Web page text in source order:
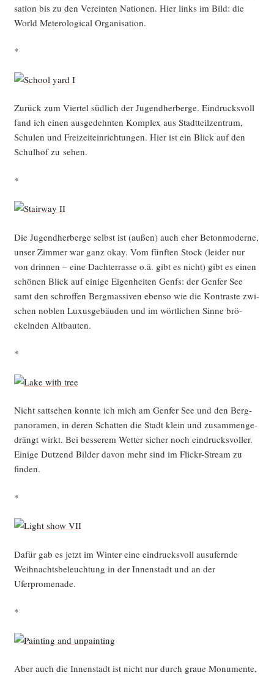
sa­ti­on bis zu den Ver­ein­ten Natio­nen. Hier links im Bild: die
World Metero­lo­gi­cal Organisation.
*
Zurück zum Vier­tel süd­lich der Jugend­her­ber­ge. Ein­drucks­voll
fand ich einen aus­ge­dehn­ten Kom­plex aus Stadt­teil­zen­trum,
Schu­len und Frei­zeit­ein­rich­tun­gen. Hier ist ein Blick auf den
Schul­hof zu sehen.
*
Die Jugend­her­ber­ge selbst ist (außen) auch eher Beton­mo­der­ne,
unser Zim­mer war ganz okay. Vom fünf­ten Stock (lei­der nur
von drin­nen – eine Dach­ter­ras­se o.ä. gibt es nicht) gibt es einen
schö­nen Blick auf eini­ge Eigen­hei­ten Gen­fs: der Gen­fer See
samt den schrof­fen Berg­mas­si­ven eben­so wie die Kon­tras­te zwi­
schen noblen Luxus­ge­bäu­den und im wört­li­chen Sin­ne brö­
ckeln­den Altbauten.
*
Nicht satt­se­hen konn­te ich mich am Gen­fer See und den Berg­
pan­ora­men, in deren Schat­ten die Stadt klein und zusam­men­ge­
drängt wirkt. Bei bes­se­rem Wet­ter sicher noch ein­drucks­vol­ler.
Eini­ge Dut­zend Bil­der davon mehr sind im Flickr-Stream zu
finden.
*
Dafür gab es jetzt im Win­ter eine ein­drucks­voll aus­ufern­de
Weih­nachts­be­leuch­tung in der Innen­stadt und an der
Uferpromenade.
*
Aber auch die Innen­stadt ist nicht nur durch graue Monu­men­te,